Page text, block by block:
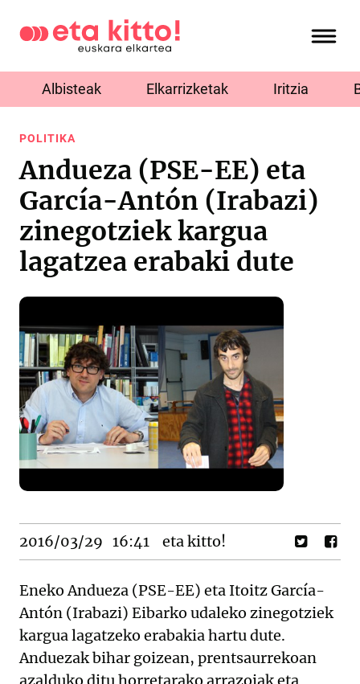
Albisteak Elkarrizketak Iritzia
POLITIKA
Andueza (PSE-EE) eta
García-Antón (Irabazi)
zinegotziek kargua
lagatzea erabaki dute
2016/03/29 16:41 eta kitto!
Eneko Andueza (PSE-EE) eta Itoitz García-
Antón (Irabazi) Eibarko udaleko zinegotziek
kargua lagatzeko erabakia hartu dute.
Anduezak bihar goizean, prentsaurrekoan